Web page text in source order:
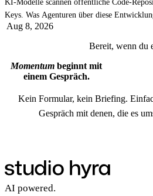
Keys. Was Agenturen über diese
Aug 8, 2026
Bereit, wenn du
Momentum beginnt mit
einem Gespräch.
Kein Formular, kein Briefing.
Gespräch mit denen, die es
AI powered.